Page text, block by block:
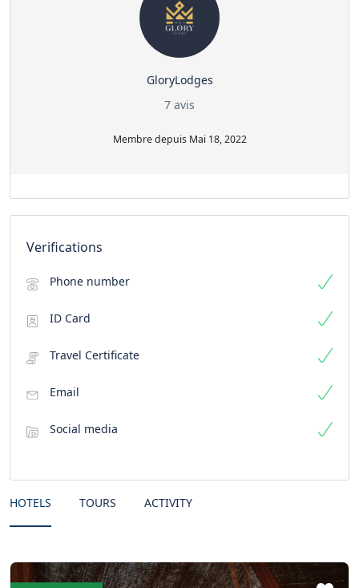
GloryLodges
7 avis
Membre depuis Mai 18, 2022
Verifications
Phone number
ID Card
Travel Certificate
Email
Social media
HOTELS TOURS ACTIVITY